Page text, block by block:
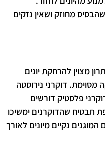
מחוזק ושאין נזקים
מצוין להרחקת יונים
מסוימת. דוקרני נירוסטה
פלסטיק דורשים
תבטיח שהדוקרנים ימשיכו
נקיים מיונים לאורך